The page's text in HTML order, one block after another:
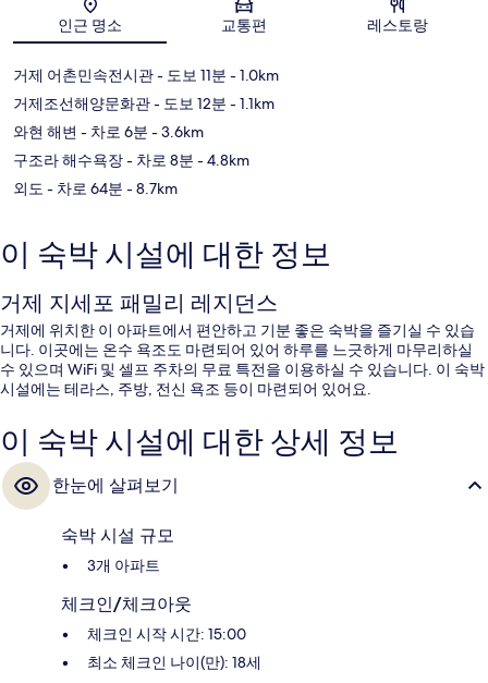
지도
인근 명소 교통편 레스토랑
거제 어촌민속전시관- 도보 11분 - 1.0km
거제조선해양문화관- 도보 12분 - 1.1km
와현 해변 - 차로 6분 - 3.6km
구조라 해수욕장- 차로 8분 - 4.8km
외도 - 차로 64분 - 8.7km
이 숙박 시설에 대한 정보
거제 지세포 패밀리 레지던스
거제에 위치한 이 아파트에서 편안하고 기분 좋은 숙박을 즐기실 수 있습
니다. 이곳에는 온수 욕조도 마련되어 있어 하루를 느긋하게 마무리하실
수 있으며 WiFi 및 셀프 주차의 무료 특전을 이용하실 수 있습니다. 이 숙박
시설에는 테라스, 주방, 전신 욕조 등이 마련되어 있어요.
이 숙박 시설에 대한 상세 정보
한눈에 살펴보기
숙박 시설 규모
3개 아파트
체크인/체크아웃
체크인 시작 시간: 15:00
최소 체크인 나이(만): 18세